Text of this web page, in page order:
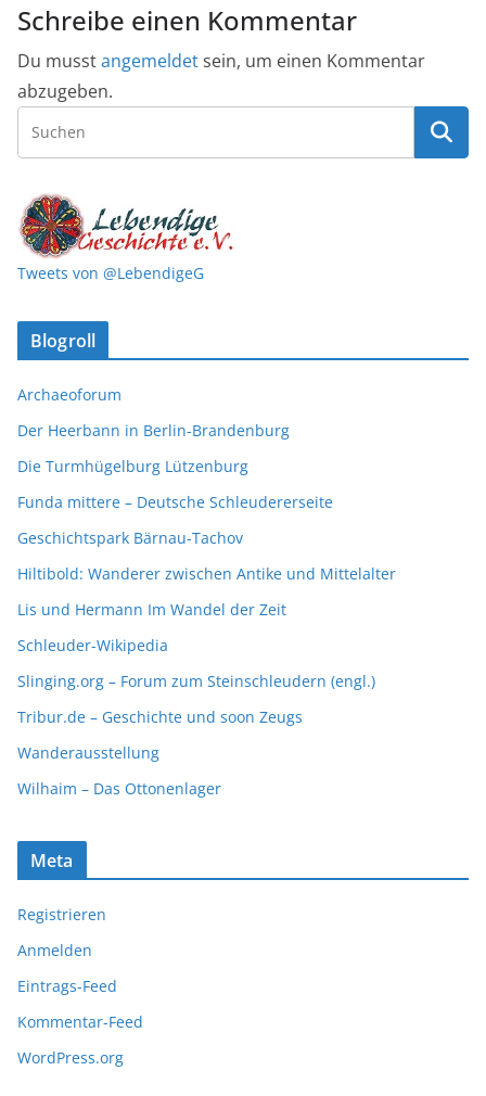
Schreibe einen Kommentar
Du musstangemeldetsein, um einen Kommentar
abzugeben.
Tweets von @LebendigeG
Blogroll
Archaeoforum
Der Heerbann in Berlin-Brandenburg
Die Turmhügelburg Lützenburg
Funda mittere – Deutsche Schleudererseite
Geschichtspark Bärnau-Tachov
Hiltibold: Wanderer zwischen Antike und Mittelalter
Lis und Hermann Im Wandel der Zeit
Schleuder-Wikipedia
Slinging.org – Forum zum Steinschleudern (engl.)
Tribur.de – Geschichte und soon Zeugs
Wanderausstellung
Wilhaim – Das Ottonenlager
Meta
Registrieren
Anmelden
Eintrags-Feed
Kommentar-Feed
WordPress.org